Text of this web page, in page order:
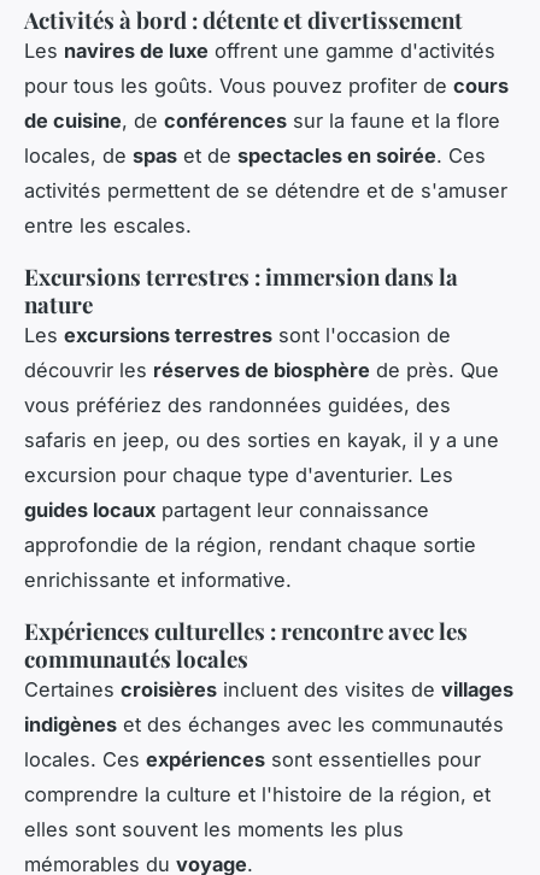
Activités à bord : détente et divertissement
Les navires de luxe offrent une gamme d'activités
pour tous les goûts. Vous pouvez profiter de cours
de cuisine, de conférences sur la faune et la flore
locales, de spas et de spectacles en soirée. Ces
activités permettent de se détendre et de s'amuser
entre les escales.
Excursions terrestres : immersion dans la
nature
Les excursions terrestres sont l'occasion de
découvrir les réserves de biosphère de près. Que
vous préfériez des randonnées guidées, des
safaris en jeep, ou des sorties en kayak, il y a une
excursion pour chaque type d'aventurier. Les
guides locaux partagent leur connaissance
approfondie de la région, rendant chaque sortie
enrichissante et informative.
Expériences culturelles : rencontre avec les
communautés locales
Certaines croisières incluent des visites de villages
indigènes et des échanges avec les communautés
locales. Ces expériences sont essentielles pour
comprendre la culture et l'histoire de la région, et
elles sont souvent les moments les plus
mémorables du voyage.